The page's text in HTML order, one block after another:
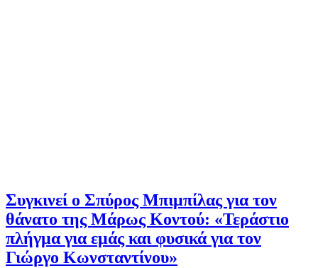
Συγκινεί ο Σπύρος Μπιμπίλας για τον
θάνατο της Μάρως Κοντού: «Τεράστιο
πλήγμα για εμάς και φυσικά για τον
Γιώργο Κωνσταντίνου»